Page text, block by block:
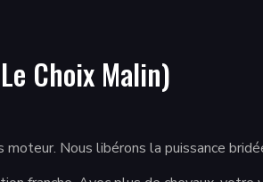
Choix Malin)
Nous libérons la puissance